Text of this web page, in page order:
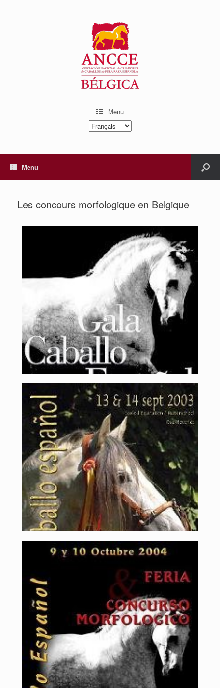
Menu
Choisir
une
Menu
Les concours morfologique en Belgique